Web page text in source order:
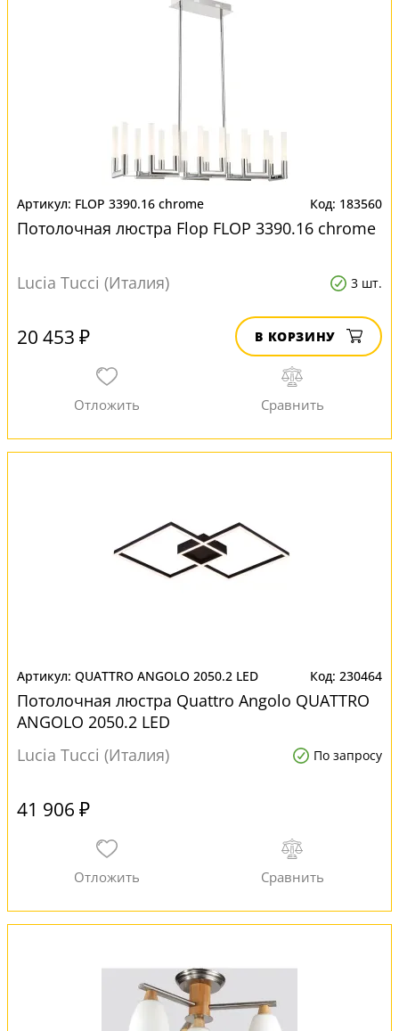
FLOP 3390.16 chrome 183560
Потолочная люстра Flop FLOP 3390.16 chrome
Lucia Tucci (Италия) 3 шт.
20 453 ₽ В КОРЗИНУ
QUATTRO ANGOLO 2050.2 LED 230464
Потолочная люстра Quattro Angolo QUATTRO
ANGOLO 2050.2 LED
Lucia Tucci (Италия)
По запросу
41 906 ₽